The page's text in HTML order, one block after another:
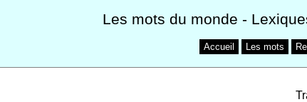
Les mots du monde -
Accueil Les mots